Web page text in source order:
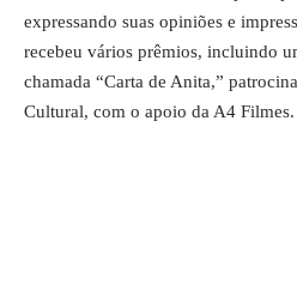
expressando suas opiniões e
recebeu vários prêmios, incluindo
chamada “Carta de Anita,”
Cultural, com o apoio da A4 Filmes.